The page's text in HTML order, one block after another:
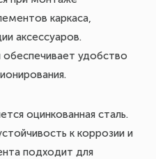
каркаса,
аксессуаров.
удобство
оцинкованная сталь.
к коррозии и
подходит для